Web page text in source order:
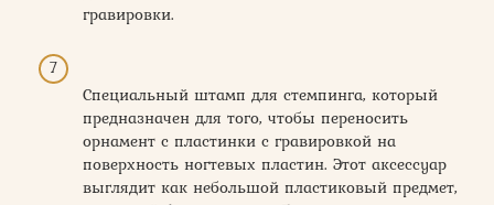
гравировки.
Специальный штамп для стемпинга, который
предназначен для того, чтобы переносить
орнамент с пластинки с гравировкой на
поверхность ногтевых пластин. Этот аксессуар
выглядит как небольшой пластиковый предмет,